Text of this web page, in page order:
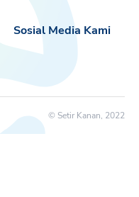
Sosial Media Kami
© Setir Kanan, 2022